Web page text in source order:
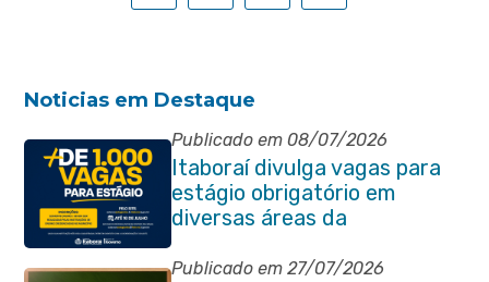
Noticias em Destaque
Publicado em 08/07/2026
Itaboraí divulga vagas para
estágio obrigatório em
diversas áreas da
administração pública
Publicado em 27/07/2026